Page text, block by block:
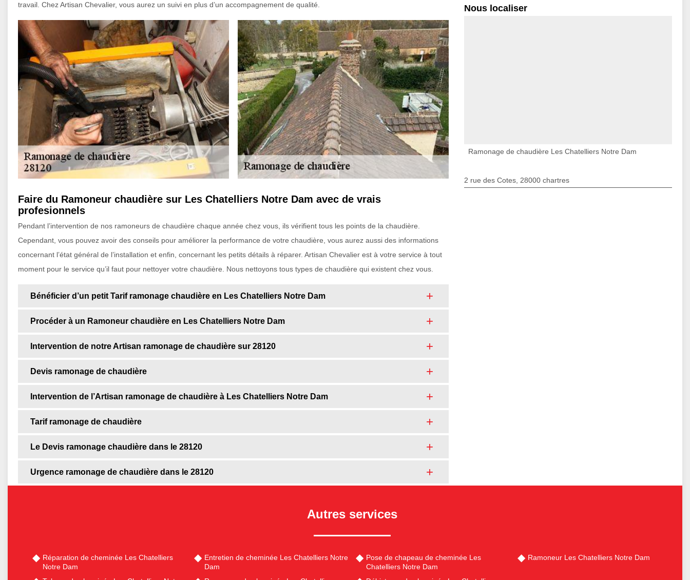
travail. Chez Artisan Chevalier, vous aurez un suivi en plus d’un accompagnement de qualité.
Faire du Ramoneur chaudière sur Les Chatelliers Notre Dam avec de vrais
profesionnels
Pendant l’intervention de nos ramoneurs de chaudière chaque année chez vous, ils vérifient tous les points de la chaudière.
Cependant, vous pouvez avoir des conseils pour améliorer la performance de votre chaudière, vous aurez aussi des informations
concernant l’état général de l’installation et enfin, concernant les petits détails à réparer. Artisan Chevalier est à votre service à tout
moment pour le service qu’il faut pour nettoyer votre chaudière. Nous nettoyons tous types de chaudière qui existent chez vous.
Bénéficier d’un petit Tarif ramonage chaudière en Les Chatelliers Notre Dam
Procéder à un Ramoneur chaudière en Les Chatelliers Notre Dam
Intervention de notre Artisan ramonage de chaudière sur 28120
Devis ramonage de chaudière
Intervention de l’Artisan ramonage de chaudière à Les Chatelliers Notre Dam
Tarif ramonage de chaudière
Le Devis ramonage chaudière dans le 28120
Urgence ramonage de chaudière dans le 28120
Nous localiser
Ramonage de chaudière Les Chatelliers Notre Dam
2 rue des Cotes, 28000 chartres
Autres services
Réparation de cheminée Les Chatelliers
Notre Dam
Entretien de cheminée Les Chatelliers Notre
Dam
Pose de chapeau de cheminée Les
Chatelliers Notre Dam
Ramoneur Les Chatelliers Notre Dam